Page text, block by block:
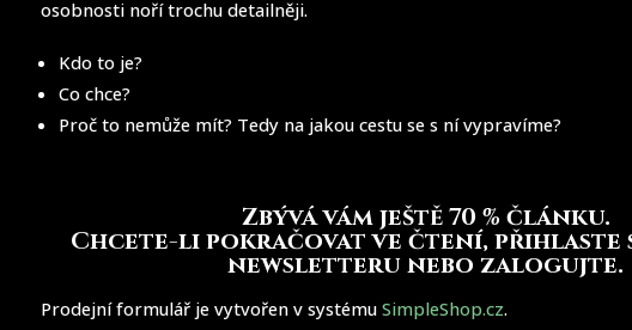
osobnosti noří trochu detailněji.
Kdo to je?
Co chce?
Proč to nemůže mít? Tedy na jakou cestu se s ní vypravíme?
Zbývá vám ještě 70 % článku.
Chcete-li pokračovat ve čtení, přihlaste
newsletteru nebo zalogujte.
Prodejní formulář je vytvořen v systémuSimpleShop.cz.